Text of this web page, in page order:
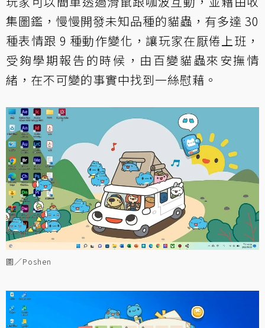
集圖鑑，慢慢開發未知品種的貓蟲，有多達 30
種表情跟 9 種動作變化，讓玩家在厭倦上班，
受夠學期報告的時候，由百變貓蟲來安撫情
緒，在不可變的事實中找到一絲慰藉。
圖／Poshen